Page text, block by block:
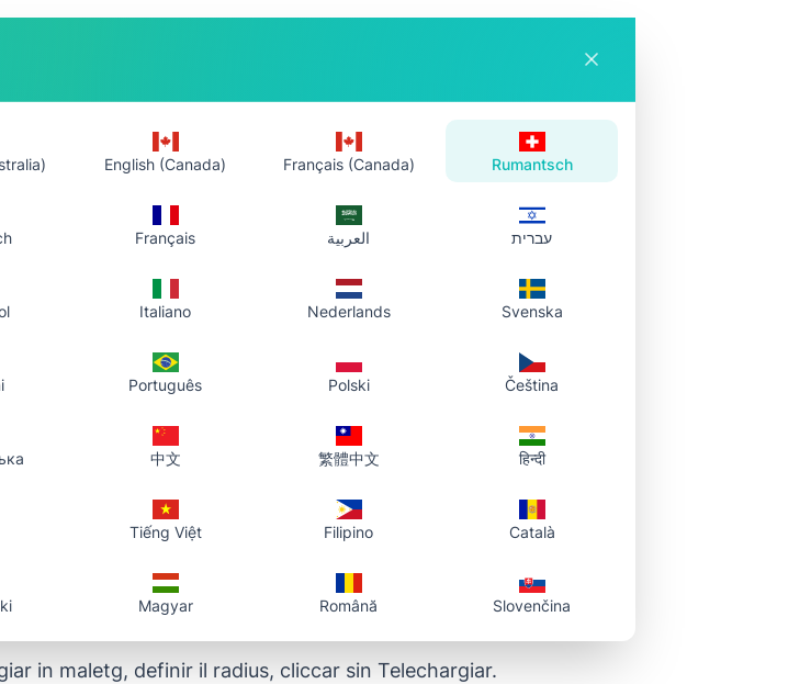
slides e documents consistent.
nagina marca d'aua; elaboraziun locala en il browser,
avant telechargiar
nus na memorisain nagins maletgs
foto?
in maletg, definir il radius, cliccar sin Telechargiar.
English (Canada) Français (Canada) Rumantsch
Français العربية עברית
Italiano Nederlands Svenska
Português Polski Čeština
中文 繁體中文 हिन्दी
Tiếng Việt Filipino Català
Magyar Română Slovenčina